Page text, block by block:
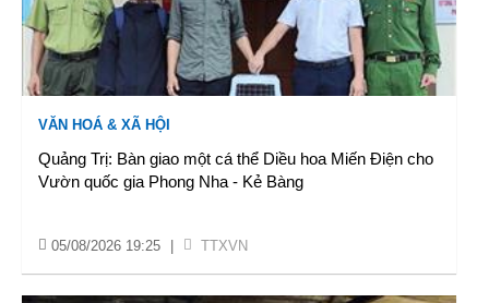
VĂN HOÁ & XÃ HỘI
Quảng Trị: Bàn giao một cá thể Diều hoa Miến Điện cho
Vườn quốc gia Phong Nha - Kẻ Bàng
05/08/2026 19:25 TTXVN